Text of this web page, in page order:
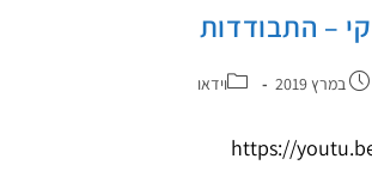
– התבודדות
וידאו
https://